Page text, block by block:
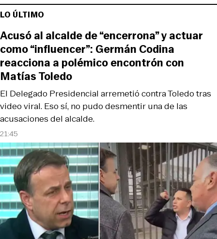
LO ÚLTIMO
21:45
El Delegado Presidencial arremetió contra Toledo tras
video viral. Eso sí, no pudo desmentir una de las
acusaciones del alcalde.
Acusó al alcalde de “encerrona” y actuar
como “influencer”: Germán Codina
reacciona a polémico encontrón con
Matías Toledo